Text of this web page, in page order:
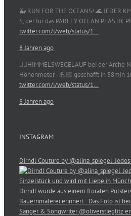
🐳 RUN FOR THE OCEANS! 🌊 JEDER
$, der für das PARLEY OCEAN PLASTIC
twitter.com/i/web/status/1…
8 Jahren ago
🏃‍♀️HIMMELSWEGELAUF bei der Arche
Höhenmeter - 💪🏻 geschafft in 58min
twitter.com/i/web/status/1…
8 Jahren ago
INSTAGRAM
Dirndl Couture by @alina_spiegel.